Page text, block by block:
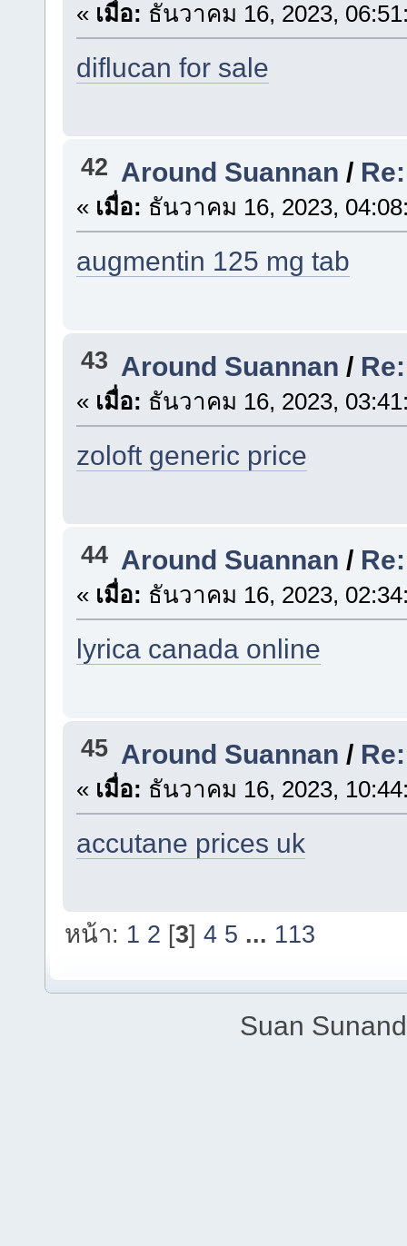
« เมื่อ: ธันวาคม 16, 2023,
diflucan for sale
42 Around Suannan /
« เมื่อ: ธันวาคม 16, 2023,
augmentin 125 mg tab
43 Around Suannan /
« เมื่อ: ธันวาคม 16, 2023,
zoloft generic price
44 Around Suannan /
« เมื่อ: ธันวาคม 16, 2023,
lyrica canada online
45 Around Suannan /
« เมื่อ: ธันวาคม 16, 2023,
accutane prices uk
หน้า: 1 2 [3]4 5 ... 113
Suan